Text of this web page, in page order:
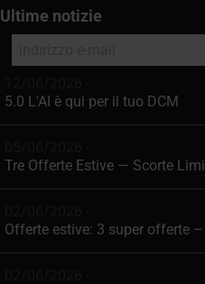
Ultime notizie
5.0 L'AI è qui per il tuo DCM
Tre Offerte Estive — Scorte
Offerte estive: 3 super offerte